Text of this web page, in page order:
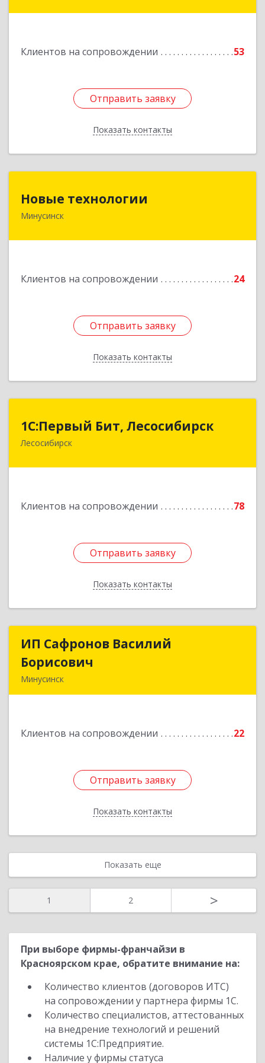
Клиентов на сопровождении 53
Отправить заявку
Показать контакты
Отправить заявку
Назад
Новые технологии
Минусинск
Клиентов на сопровождении 24
Отправить заявку
Показать контакты
662606, Красноярский край, Минусинск г,
Отправить заявку
Назад
1С:Первый Бит, Лесосибирск
Лесосибирск
Клиентов на сопровождении 78
Отправить заявку
Показать контакты
1С:Первый Бит, Лесосибирск
662544, Красноярский край, Лесосибирск г,
Отправить заявку
Назад
ИП Сафронов Василий
Борисович
Минусинск
Клиентов на сопровождении 22
Отправить заявку
Показать контакты
ИП Сафронов Василий
Подробнее
Отправить заявку
Назад
Показать еще
1 2 >
При выборе фирмы-франчайзи в
Красноярском крае, обратите внимание на:
Количество клиентов (договоров ИТС)
на сопровождении у партнера фирмы 1С.
Количество специалистов, аттестованных
на внедрение технологий и решений
системы 1С:Предприятие.
Наличие у фирмы статуса